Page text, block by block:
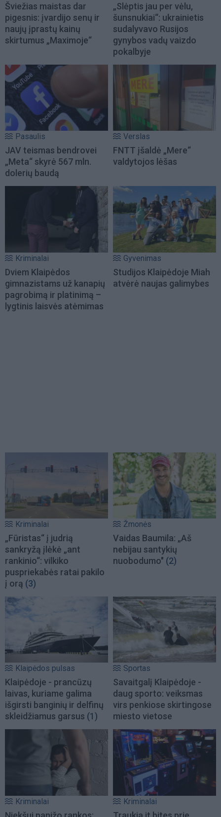
Šviežias maistas dar
pigesnis: įvardijo senų ir
naujų įprastų kainų
skirtumus „Maximoje“
„Slėptis jau per vėlu,
šunsnukiai“: ukrainietis
sudalyvavo Rusijos
gynybos vadų vaizdo
pokalbyje
Pasaulis
JAV teismas bendrovei
„Meta“ skyrė 567 mln.
dolerių baudą
Verslas
FNTT įšaldė „Mere“
valdytojos lėšas
Kriminalai
Dviem Klaipėdos
gimnazistams už kanapių
pagrobimą ir platinimą –
lygtinis laisvės atėmimas
Gyvenimas
Studijos Klaipėdoje Miah
atvėrė naujas galimybes
Kriminalai
„Fūristas“ į judrią
sankryžą įlėkė „ant
rankinio“: vilkiko
puspriekabės ratai pakilo
į orą (3)
Žmonės
Vaidas Baumila: „Aš
nebijau santykių
nuobodumo" (2)
Klaipėdos pulsas
Klaipėdoje - prancūzų
laivas, kuriame galima
išgirsti banginių ir delfinų
skleidžiamus garsus (1)
Sportas
Savaitgalį Klaipėdoje -
daug sporto: veiksmas
virs penkiose skirtingose
miesto vietose
Kriminalai Kriminalai